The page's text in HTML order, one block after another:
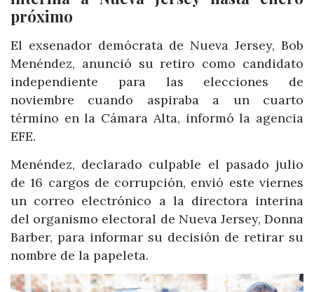
próximo
El exsenador demócrata de Nueva Jersey, Bob
Menéndez, anunció su retiro como candidato
independiente para las elecciones de
noviembre cuando aspiraba a un cuarto
término en la Cámara Alta, informó la agencia
EFE.
Menéndez, declarado culpable el pasado julio
de 16 cargos de corrupción, envió este viernes
un correo electrónico a la directora interina
del organismo electoral de Nueva Jersey, Donna
Barber, para informar su decisión de retirar su
nombre de la papeleta.